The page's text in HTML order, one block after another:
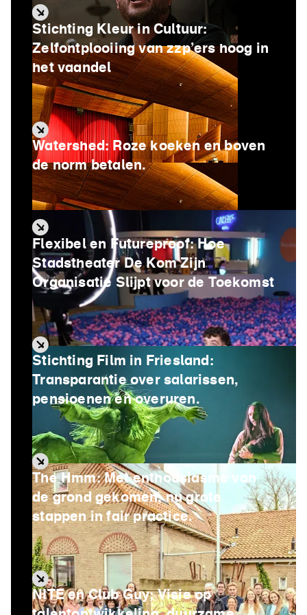
Stichting Kleur in Cultuur:
Zelfontplooiing van zzp’ers hoog in
het vaandel
Watershed: Roze koeken en boven
de norm betalen.
Flexibel en Futureproof: Hoe
Stadstheater De Kom Zijn
Organisatie Slijpt voor de Toekomst
Stichting Film in Friesland:
Transparantie over salarissen,
pensioenen en overuren.
The Hmm: Met enthousiasme van
de grond gekomen, nu grote
stappen in fair practice.
NITE en Club Guy; Visie op